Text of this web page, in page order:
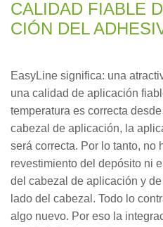
CA­LI­DAD FIA­BLE
CIÓN DEL
EasyLine significa: una
una calidad de aplicación
temperatura es correcta
cabezal de aplicación, la
será correcta. Por lo tanto, no
revestimiento del depósito ni
del cabezal de aplicación y
lado del cabezal. Todo lo
algo nuevo. Por eso la